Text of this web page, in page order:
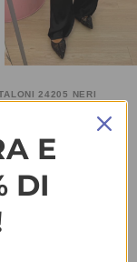
24205 NERI
E
DI